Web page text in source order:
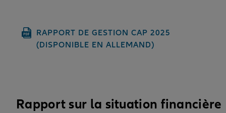
RAPPORT DE GESTION CAP 2025
(DISPONIBLE EN ALLEMAND)
Rapport sur la situation financière